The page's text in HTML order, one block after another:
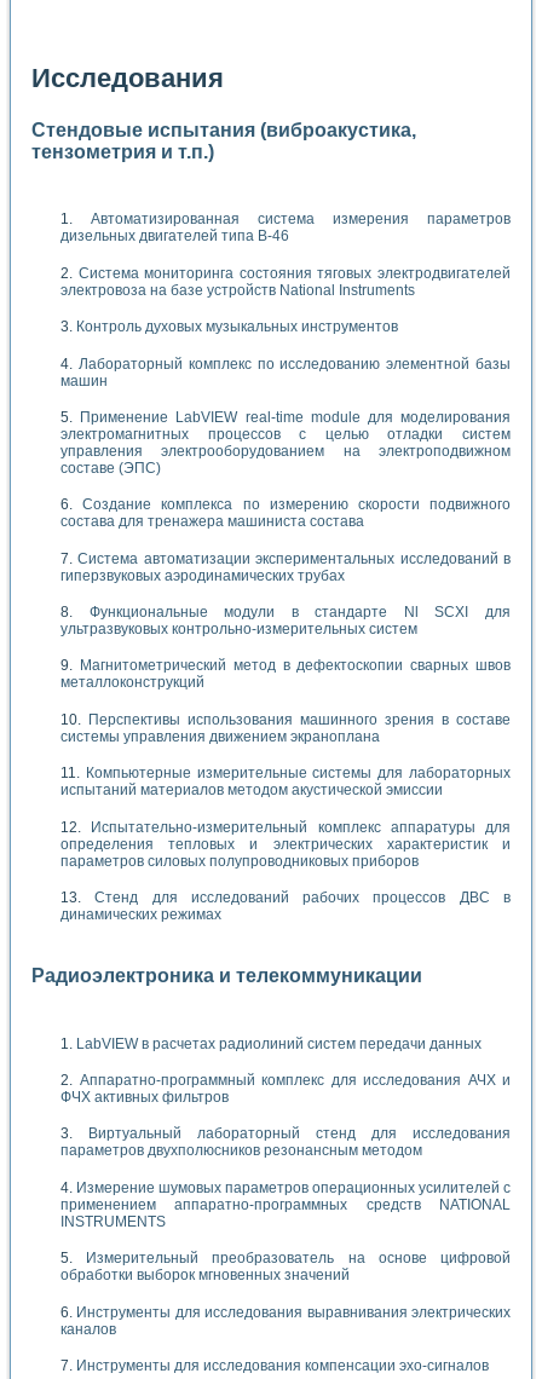
Исследования
Стендовые испытания (виброакустика,
тензометрия и т.п.)
Автоматизированная система измерения параметров
дизельных двигателей типа В-46
Система мониторинга состояния тяговых электродвигателей
электровоза на базе устройств National Instruments
Контроль духовых музыкальных инструментов
Лабораторный комплекс по исследованию элементной базы
машин
Применение LabVIEW real-time module для моделирования
электромагнитных процессов с целью отладки систем
управления электрооборудованием на электроподвижном
составе (ЭПС)
Создание комплекса по измерению скорости подвижного
состава для тренажера машиниста состава
Система автоматизации экспериментальных исследований в
гиперзвуковых аэродинамических трубах
Функциональные модули в стандарте Nl SCXI для
ультразвуковых контрольно-измерительных систем
Магнитометрический метод в дефектоскопии сварных швов
металлоконструкций
Перспективы использования машинного зрения в составе
системы управления движением экраноплана
Компьютерные измерительные системы для лабораторных
испытаний материалов методом акустической эмиссии
Испытательно-измерительный комплекс аппаратуры для
определения тепловых и электрических характеристик и
параметров силовых полупроводниковых приборов
Стенд для исследований рабочих процессов ДВС в
динамических режимах
Радиоэлектроника и телекоммуникации
LabVIEW в расчетах радиолиний систем передачи данных
Аппаратно-программный комплекс для исследования АЧХ и
ФЧХ активных фильтров
Виртуальный лабораторный стенд для исследования
параметров двухполюсников резонансным методом
Измерение шумовых параметров операционных усилителей с
применением аппаратно-программных средств NATIONAL
INSTRUMENTS
Измерительный преобразователь на основе цифровой
обработки выборок мгновенных значений
Инструменты для исследования выравнивания электрических
каналов
Инструменты для исследования компенсации эхо-сигналов